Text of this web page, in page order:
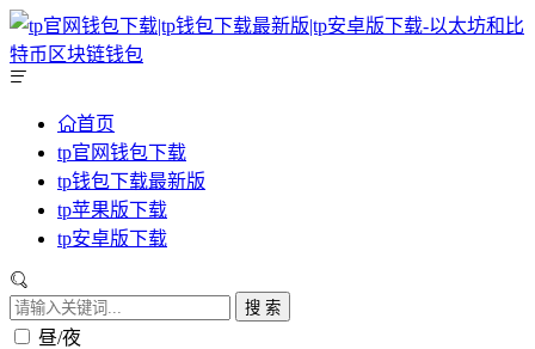
首页
tp官网钱包下载
tp钱包下载最新版
tp苹果版下载
tp安卓版下载
搜 索
昼/夜